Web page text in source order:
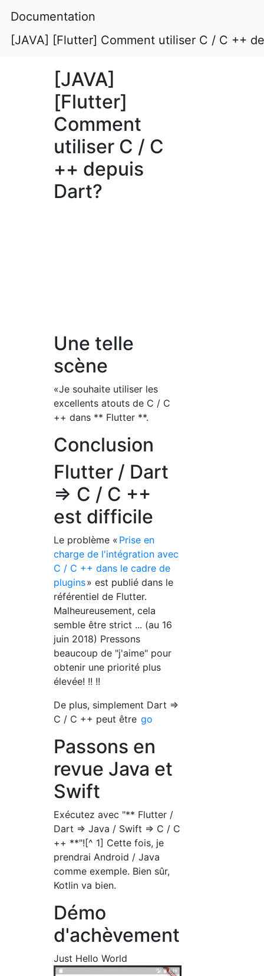
Documentation
[JAVA] [Flutter] Comment utiliser C / C ++
[JAVA]
[Flutter]
Comment
utiliser C / C
++ depuis
Dart?
Une telle
scène
«Je souhaite utiliser les
excellents atouts de C / C
++ dans ** Flutter **.
Conclusion
Flutter / Dart
=> C / C ++
est difficile
Le problème « Prise en
charge de l'intégration avec
C / C ++ dans le cadre de
plugins» est publié dans le
référentiel de Flutter.
Malheureusement, cela
semble être strict ... (au 16
juin 2018) Pressons
beaucoup de "j'aime" pour
obtenir une priorité plus
élevée! !! !!
De plus, simplement Dart =>
C / C ++ peut être go
Passons en
revue Java et
Swift
Exécutez avec "** Flutter /
Dart => Java / Swift => C / C
++ **"![^ 1] Cette fois, je
prendrai Android / Java
comme exemple. Bien sûr,
Kotlin va bien.
Démo
d'achèvement
Just Hello World